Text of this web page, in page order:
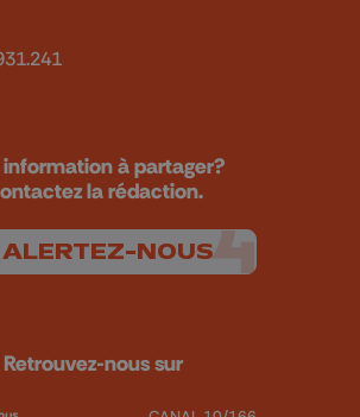
information à partager?
la rédaction.
ALERTEZ-NOUS
Retrouvez-nous sur